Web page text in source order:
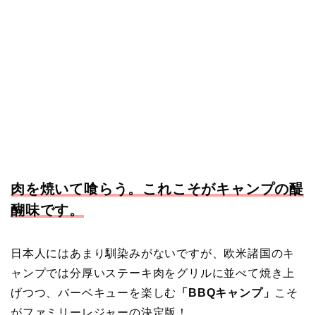
肉を焼いて喰らう。これこそがキャンプの醍
醐味です。
日本人にはあまり馴染みがないですが、欧米諸国のキ
ャンプでは分厚いステーキ肉をグリルに並べて焼き上
げつつ、バーベキューを楽しむ
「BBQキャンプ」 こそ